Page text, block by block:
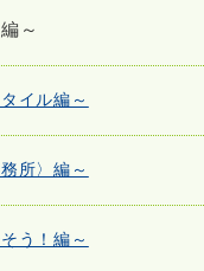
～
イル編～
所〉編～
う！編～